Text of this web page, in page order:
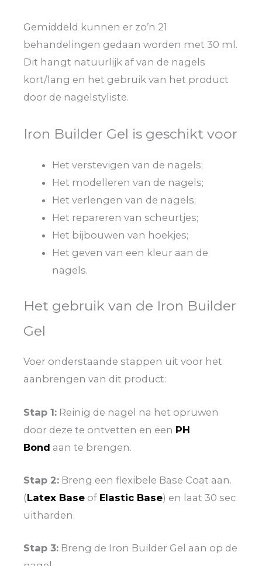
Gemiddeld kunnen er zo’n 21
behandelingen gedaan worden met 30 ml.
Dit hangt natuurlijk af van de nagels
kort/lang en het gebruik van het product
door de nagelstyliste.
Iron Builder Gel is geschikt voor
Het verstevigen van de nagels;
Het modelleren van de nagels;
Het verlengen van de nagels;
Het repareren van scheurtjes;
Het bijbouwen van hoekjes;
Het geven van een kleur aan de
nagels.
Het gebruik van de Iron Builder
Gel
Voer onderstaande stappen uit voor het
aanbrengen van dit product:
Stap 1: Reinig de nagel na het opruwen
door deze te ontvetten en een PH
Bond aan te brengen.
Stap 2: Breng een flexibele Base Coat aan.
(Latex Base of Elastic Base) en laat 30 sec
uitharden.
Stap 3: Breng de Iron Builder Gel aan op de